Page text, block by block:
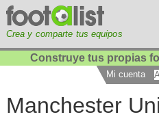
Crea y comparte tus equipos
Construye tus propias
Mi cuenta
Manchester